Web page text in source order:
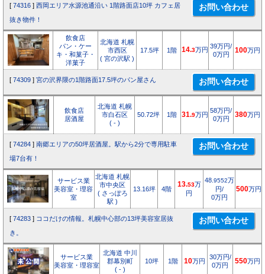
[ 74316 ] 西岡エリア水源池通沿い 1階路面店10坪 カフェ居
抜き物件！
飲食店
パン・ケー
キ・和菓子・
洋菓子
北海道 札幌
市西区
( 宮の沢駅 )
17.5坪 1階 14.3万円 39万円/
0万円
100万円
[ 74309 ] 宮の沢界隈の1階路面17.5坪のパン屋さん
飲食店
居酒屋
北海道 札幌
市白石区
( - )
50.72坪 1階 31.9万円
58万円/
0万円
380万円
[ 74284 ] 南郷エリアの50坪居酒屋。駅から2分で専用駐車
場7台有！
サービス業
美容室・理容
室
北海道 札幌
市中央区
( さっぽろ
駅 )
13.16坪 4階
13.53万
円
48. 9552万
円/
0万円
500万円
[ 74283 ] ココだけの情報。札幌中心部の13坪美容室居抜
き。
サービス業
美容室・理容室
北海道 中川
郡幕別町
( - )
10坪 1階 10万円
30万円/
0万円
550万円